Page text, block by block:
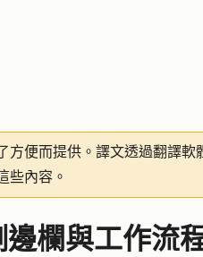
方便而提供。譯文透過翻譯
些內容。
欄與工作流